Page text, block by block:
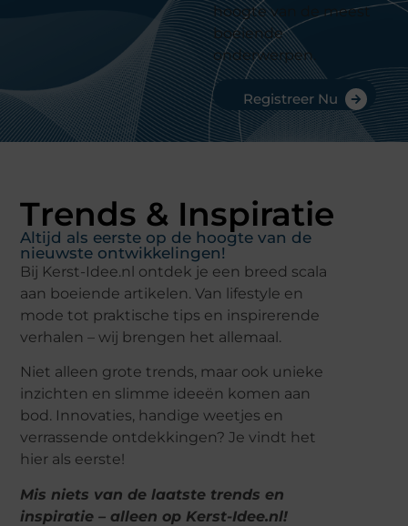
hoogte van de meest
boeiende
onderwerpen.
Registreer Nu
Trends & Inspiratie
Altijd als eerste op de hoogte van de
nieuwste ontwikkelingen!
Bij Kerst-Idee.nl ontdek je een breed scala
aan boeiende artikelen. Van lifestyle en
mode tot praktische tips en inspirerende
verhalen – wij brengen het allemaal.
Niet alleen grote trends, maar ook unieke
inzichten en slimme ideeën komen aan
bod. Innovaties, handige weetjes en
verrassende ontdekkingen? Je vindt het
hier als eerste!
Mis niets van de laatste trends en
inspiratie – alleen op Kerst-Idee.nl!